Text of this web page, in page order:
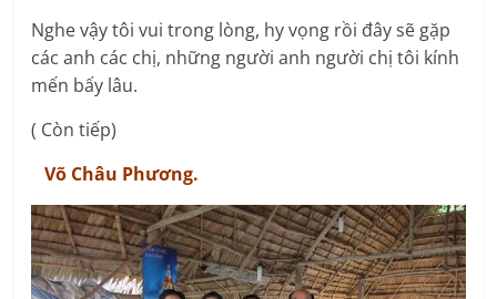
Nghe vậy tôi vui trong lòng, hy vọng rồi đây sẽ gặp
các anh các chị, những người anh người chị tôi kính
mến bấy lâu.
( Còn tiếp)
Võ Châu Phương.